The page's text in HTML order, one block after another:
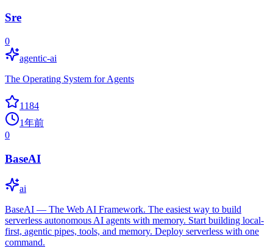
Sre
0
agentic-ai
The Operating System for Agents
1184
1年前
0
BaseAI
ai
BaseAI — The Web AI Framework. The easiest way to build
serverless autonomous AI agents with memory. Start building local-
first, agentic pipes, tools, and memory. Deploy serverless with one
command.